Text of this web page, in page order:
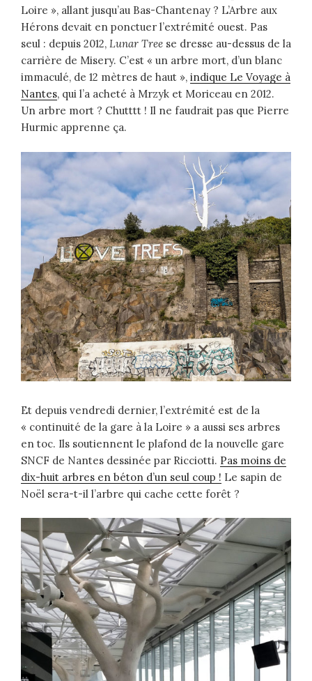
Loire », allant jusqu’au Bas-Chantenay ? L’Arbre aux
Hérons devait en ponctuer l’extrémité ouest. Pas
seul : depuis 2012, Lunar Tree se dresse au-dessus de la
carrière de Misery. C’est « un arbre mort, d’un blanc
immaculé, de 12 mètres de haut », indique Le Voyage à
Nantes, qui l’a acheté à Mrzyk et Moriceau en 2012.
Un arbre mort ? Chutttt ! Il ne faudrait pas que Pierre
Hurmic apprenne ça.
Et depuis vendredi dernier, l’extrémité est de la
« continuité de la gare à la Loire » a aussi ses arbres
en toc. Ils soutiennent le plafond de la nouvelle gare
SNCF de Nantes dessinée par Ricciotti. Pas moins de
dix-huit arbres en béton d’un seul coup ! Le sapin de
Noël sera-t-il l’arbre qui cache cette forêt ?